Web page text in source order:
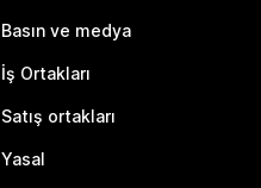
Basın ve medya
İş Ortakları
Satış ortakları
Yasal